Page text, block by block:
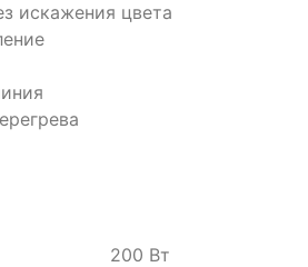
искажения цвета
200 Вт